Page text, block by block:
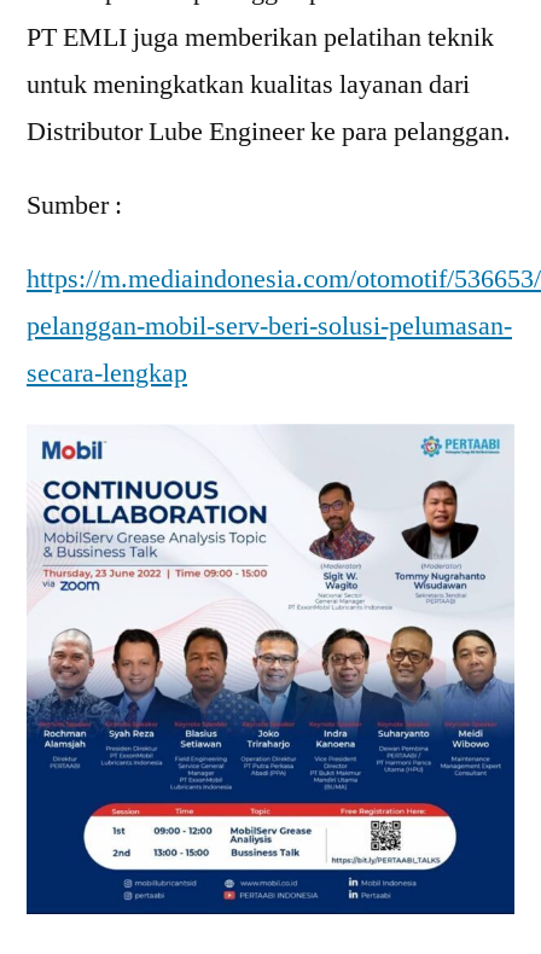
PT EMLI juga memberikan pelatihan teknik
untuk meningkatkan kualitas layanan dari
Distributor Lube Engineer ke para pelanggan.
Sumber :
https://m.mediaindonesia.com/otomotif/
pelanggan-mobil-serv-beri-solusi-pelumasan-
secara-lengkap